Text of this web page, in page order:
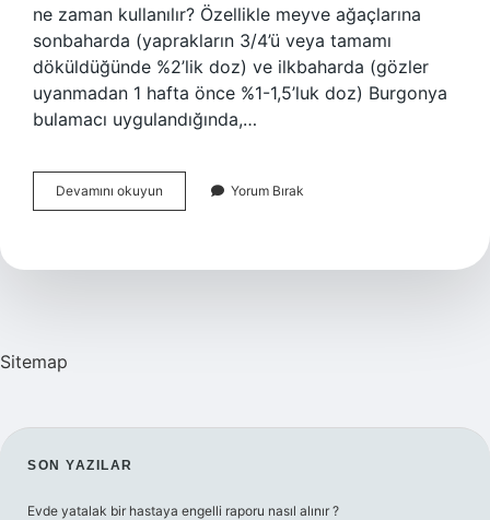
ne zaman kullanılır? Özellikle meyve ağaçlarına
sonbaharda (yaprakların 3/4’ü veya tamamı
döküldüğünde %2’lik doz) ve ilkbaharda (gözler
uyanmadan 1 hafta önce %1-1,5’luk doz) Burgonya
bulamacı uygulandığında,…
Devamını okuyun
Gübre
Zaman
Yorum Bırak
Sitemap
SIDEBAR
SON YAZILAR
Evde yatalak bir hastaya engelli raporu nasıl alınır ?